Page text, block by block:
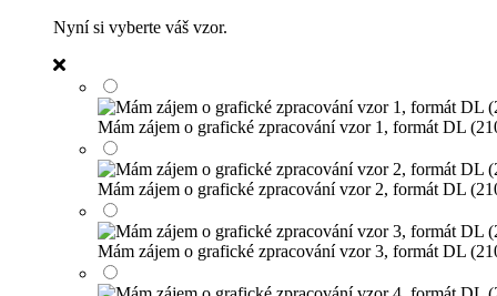
Nyní si vyberte váš vzor.
Mám zájem o grafické zpracování vzor 1, formát DL
Mám zájem o grafické zpracování vzor 2, formát DL
Mám zájem o grafické zpracování vzor 3, formát DL